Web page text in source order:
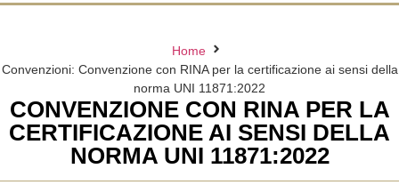
Home
Convenzioni: Convenzione con RINA per la certificazione ai sensi della
norma UNI 11871:2022
CONVENZIONE CON RINA PER LA
CERTIFICAZIONE AI SENSI DELLA
NORMA UNI 11871:2022